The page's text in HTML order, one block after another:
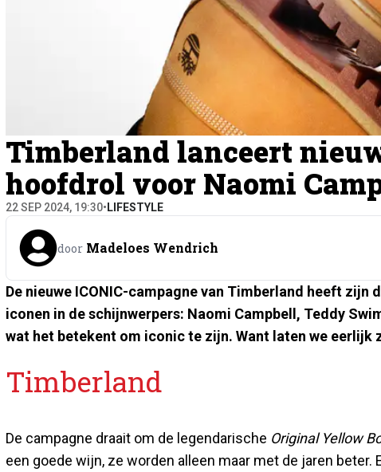
Timberland lanceert
hoofdrol voor Naomi
22 SEP 2024, 19:30• LIFESTYLE
door Madeloes Wendrich
De nieuwe ICONIC-campagne van Timberland heeft
iconen in de schijnwerpers: Naomi Campbell, Teddy
wat het betekent om iconic te zijn. Want laten we eerlijk
Timberland
De campagne draait om de legendarische Original Yellow
een goede wijn, ze worden alleen maar met de jaren